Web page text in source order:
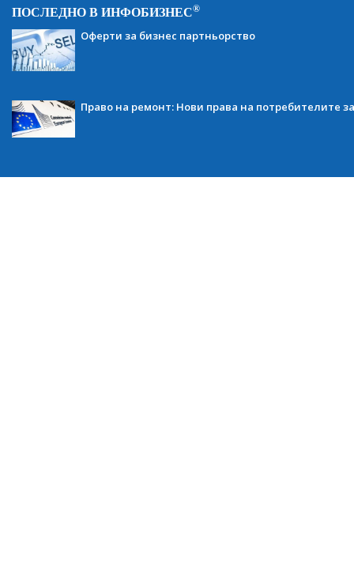
ПОСЛЕДНО В ИНФОБИЗНЕС®
Оферти за бизнес партньорство
Право на ремонт: Нови права на потребителите